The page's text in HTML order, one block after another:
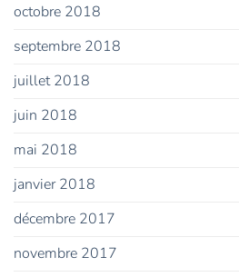
octobre 2018
septembre 2018
juillet 2018
juin 2018
mai 2018
janvier 2018
décembre 2017
novembre 2017